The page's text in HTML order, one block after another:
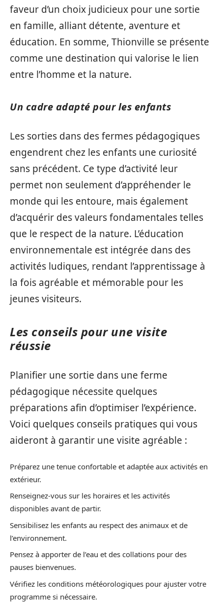
faveur d’un choix judicieux pour une sortie
en famille, alliant détente, aventure et
éducation. En somme, Thionville se présente
comme une destination qui valorise le lien
entre l’homme et la nature.
Un cadre adapté pour les enfants
Les sorties dans des fermes pédagogiques
engendrent chez les enfants une curiosité
sans précédent. Ce type d’activité leur
permet non seulement d’appréhender le
monde qui les entoure, mais également
d’acquérir des valeurs fondamentales telles
que le respect de la nature. L’éducation
environnementale est intégrée dans des
activités ludiques, rendant l’apprentissage à
la fois agréable et mémorable pour les
jeunes visiteurs.
Les conseils pour une visite
réussie
Planifier une sortie dans une ferme
pédagogique nécessite quelques
préparations afin d’optimiser l’expérience.
Voici quelques conseils pratiques qui vous
aideront à garantir une visite agréable :
Préparez une tenue confortable et adaptée aux activités en
extérieur.
Renseignez-vous sur les horaires et les activités
disponibles avant de partir.
Sensibilisez les enfants au respect des animaux et de
l’environnement.
Pensez à apporter de l’eau et des collations pour des
pauses bienvenues.
Vérifiez les conditions météorologiques pour ajuster votre
programme si nécessaire.